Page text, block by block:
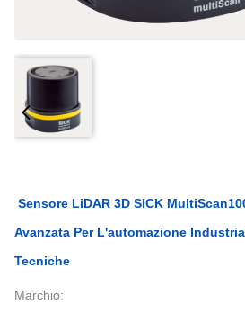
Sensore LiDAR 3D SICK
Avanzata Per L'automazione
Tecniche
Marchio: